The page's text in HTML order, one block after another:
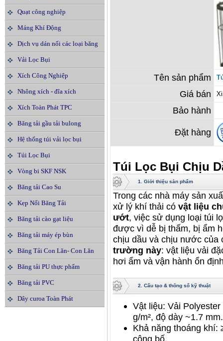
Quạt công nghiệp
Máng Khí Động
Dịch vụ dán nối các loại băng
tải
Vải Lọc Bụi
Xích Công Nghiệp
Nhông xích - đĩa xích
Xích Toàn Phát TPC
Băng tải gầu tải bulong
Hệ thống túi vải lọc bụi
Túi Lọc Bụi
Vòng bi SKF NSK
Băng tải Cao Su
Kẹp Nối Băng Tải
Băng tải cào gạt liệu
Băng tải máy ép bùn
Băng Tải Con Lăn- Con Lăn
Băng tải PU thực phẩm
Băng tải PVC
Dây curoa Toàn Phát
Tên sản phẩm
Giá bán
Bảo hành
Đặt hàng
Túi Lọc Bụi Chịu
1. Giới thiệu sản phẩm
Trong các nhà máy sản
xử lý khí thải có vật liệu
ướt, việc sử dụng loại túi
được vì dễ bị thấm, bị ẩm
chịu dầu và chịu nước
trường này: vật liệu vải
hơi ẩm và vận hành ổn
2. Cấu tạo & thông số kỹ thuật
Vật liệu: Vải
g/m², độ dày ~1.7 mm.
Khả năng thoáng khí:
công bố.